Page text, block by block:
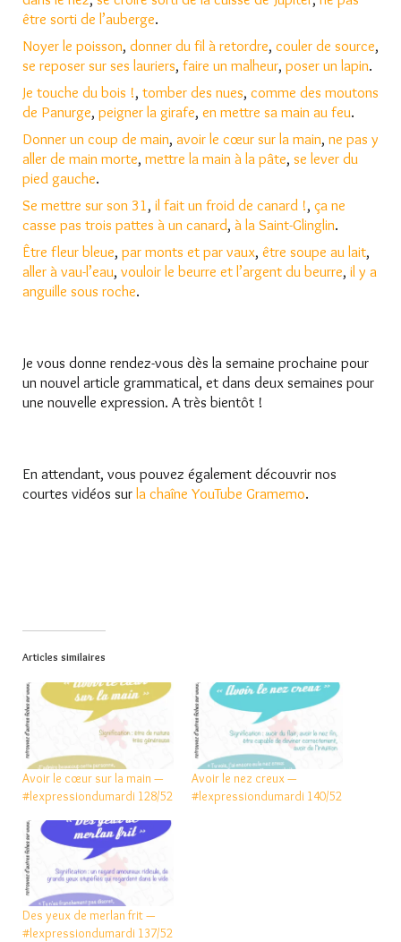
être sorti de l’auberge.
Noyer le poisson, donner du fil à retordre, couler de source,
se reposer sur ses lauriers, faire un malheur, poser un lapin.
Je touche du bois !, tomber des nues, comme des moutons
de Panurge, peigner la girafe, en mettre sa main au feu.
Donner un coup de main, avoir le cœur sur la main, ne pas y
aller de main morte, mettre la main à la pâte, se lever du
pied gauche.
Se mettre sur son 31, il fait un froid de canard !, ça ne
casse pas trois pattes à un canard, à la Saint-Glinglin.
Être fleur bleue, par monts et par vaux, être soupe au lait,
aller à vau-l’eau, vouloir le beurre et l’argent du beurre, il y a
anguille sous roche.
Je vous donne rendez-vous dès la semaine prochaine pour
un nouvel article grammatical, et dans deux semaines pour
une nouvelle expression. A très bientôt !
En attendant, vous pouvez également découvrir nos
courtes vidéos sur la chaîne YouTube Gramemo.
Articles similaires
Avoir le cœur sur la main —
#lexpressiondumardi 128/52
Avoir le nez creux —
#lexpressiondumardi 140/52
Des yeux de merlan frit —
#lexpressiondumardi 137/52